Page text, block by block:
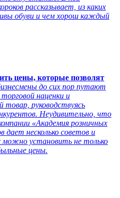
рассказывает, из каких
обуви и чем хорош каждый
цены, которые позволят
до сих пор путают
наценки и
товар, руководствуясь
Неудивительно, что
«Академия розничных
дает несколько советов и
установить не только
цены.